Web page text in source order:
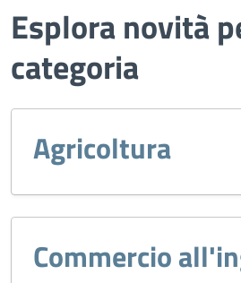
Esplora novità
categoria
Agricoltura
Commercio